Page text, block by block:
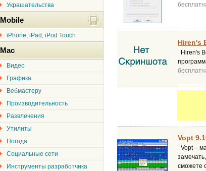
Hiren's
Hiren's
Vopt
Vopt –
сможете
Украшательства
Mobile
iPhone, iPad, iPod Touch
Mac
Видео
Графика
Вебмастеру
Производительность
Развлечения
Утилиты
Погода
Социальные сети
Инструменты разработчика